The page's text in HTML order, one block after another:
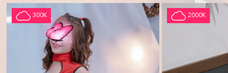
300K 2000K